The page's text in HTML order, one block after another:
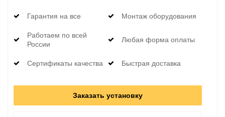
Гарантия на все Монтаж оборудования
Работаем по всей
России
Любая форма оплаты
Сертификаты качества Быстрая доставка
Заказать установку